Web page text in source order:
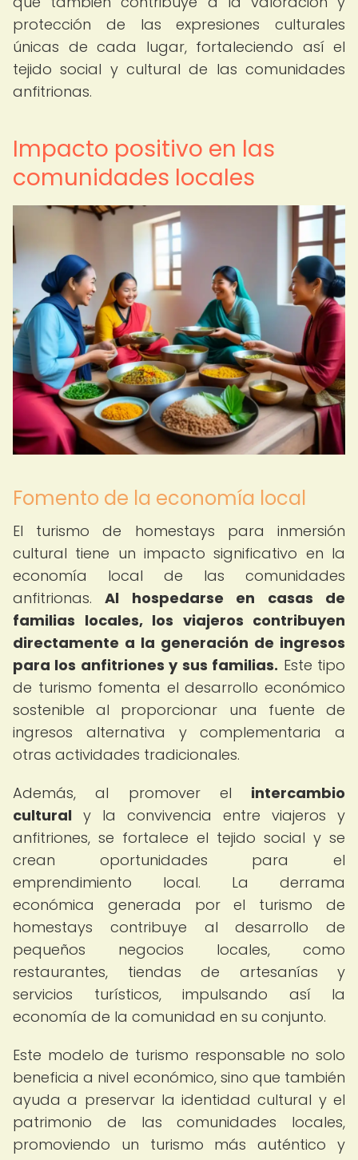
protección de las expresiones culturales
únicas de cada lugar, fortaleciendo así el
tejido social y cultural de las comunidades
anfitrionas.
Impacto positivo en las
comunidades locales
Fomento de la economía local
El turismo de homestays para inmersión
cultural tiene un impacto significativo en la
economía local de las comunidades
anfitrionas.Al hospedarse en casas de
familias locales, los viajeros contribuyen
directamente a la generación de ingresos
para los anfitriones y sus familias. Este tipo
de turismo fomenta el desarrollo económico
sostenible al proporcionar una fuente de
ingresos alternativa y complementaria a
otras actividades tradicionales.
Además, al promover el intercambio
cultural y la convivencia entre viajeros y
anfitriones, se fortalece el tejido social y se
crean oportunidades para el
emprendimiento local. La derrama
económica generada por el turismo de
homestays contribuye al desarrollo de
pequeños negocios locales, como
restaurantes, tiendas de artesanías y
servicios turísticos, impulsando así la
economía de la comunidad en su conjunto.
Este modelo de turismo responsable no solo
beneficia a nivel económico, sino que también
ayuda a preservar la identidad cultural y el
patrimonio de las comunidades locales,
promoviendo un turismo más auténtico y